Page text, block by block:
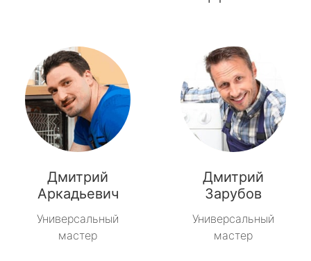
Дмитрий
Аркадьевич
Универсальный
мастер
Дмитрий
Зарубов
Универсальный
мастер